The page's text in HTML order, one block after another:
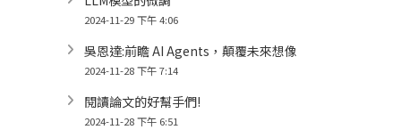
2024-11-29 下午 4:06
吳恩達:前瞻 AI Agents，顛覆未來想像
2024-11-28 下午 7:14
閱讀論文的好幫手們!
2024-11-28 下午 6:51